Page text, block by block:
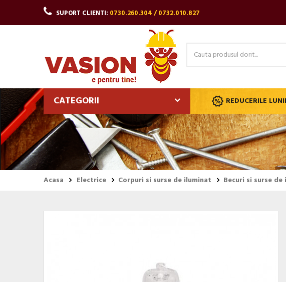
SUPORT CLIENTI: 0730.260.304 / 0732.010.827
CATEGORII REDUCERILE LUNII
Acasa Electrice Corpuri si surse de iluminat Becuri si surse